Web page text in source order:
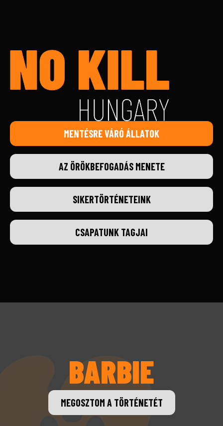
MENTÉSRE VÁRÓ ÁLLATOK
AZ ÖRÖKBEFOGADÁS MENETE
SIKERTÖRTÉNETEINK
CSAPATUNK TAGJAI
MEGOSZTOM A TÖRTÉNETÉT
BARBIE